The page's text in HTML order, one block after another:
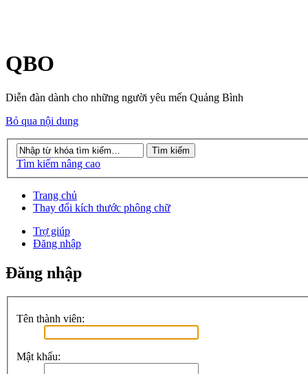
QBO
Diễn đàn dành cho những người yêu mến Quảng Bình
Bỏ qua nội dung
Tìm kiếm nâng cao
Trang chủ
Thay đổi kích thước phông chữ
Trợ giúp
Đăng nhập
Đăng nhập
Tên thành viên:
Mật khẩu: